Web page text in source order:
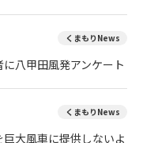
くまもりNews
八甲田風発アンケート
くまもりNews
大風車に提供しないよ